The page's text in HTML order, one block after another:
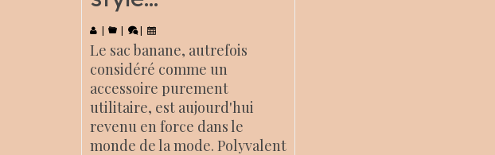
Le sac banane, autrefois
considéré comme un
accessoire purement
utilitaire, est aujourd'hui
revenu en force dans le
monde de la mode. Polyvalent